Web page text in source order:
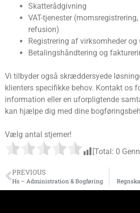
Skatterådgivning
VAT-tjenester
refusion)
Registrering af virksomheder og
Betalingshåndtering og
Vi tilbyder også skræddersyede
klienters specifikke behov. Kontakt os
information eller en uforpligtende
kan hjælpe dig med dine
Vælg antal stjerner!
[Total: 0
PREVIOUS
Hs – Administration & Bogføring